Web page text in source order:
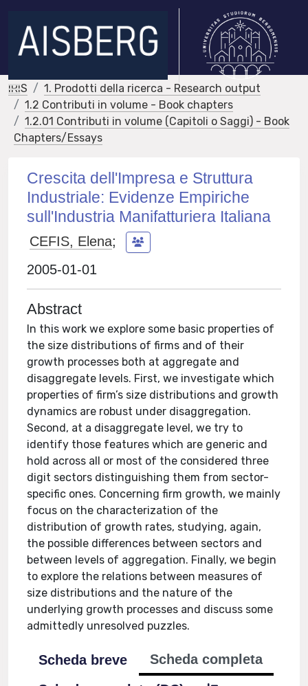
IRIS
1. Prodotti della ricerca - Research output
1.2 Contributi in volume - Book chapters
1.2.01 Contributi in volume (Capitoli o Saggi) - Book
Chapters/Essays
Crescita dell'Impresa e Struttura
Industriale: Evidenze Empiriche
sull'Industria Manifatturiera Italiana
CEFIS, Elena;
2005-01-01
Abstract
In this work we explore some basic properties of
the size distributions of firms and of their
growth processes both at aggregate and
disaggregate levels. First, we investigate which
properties of firm’s size distributions and growth
dynamics are robust under disaggregation.
Second, at a disaggregate level, we try to
identify those features which are generic and
hold across all or most of the considered three
digit sectors distinguishing them from sector-
specific ones. Concerning firm growth, we mainly
focus on the characterization of the
distribution of growth rates, studying, again,
the possible differences between sectors and
between levels of aggregation. Finally, we begin
to explore the relations between measures of
size distributions and the nature of the
underlying growth processes and discuss some
admittedly unresolved puzzles.
Scheda breve
Scheda completa